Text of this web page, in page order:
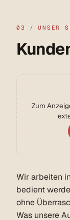
03 / UNSER
Zum
Wir arbeiten
bedient
ohne
Was unsere